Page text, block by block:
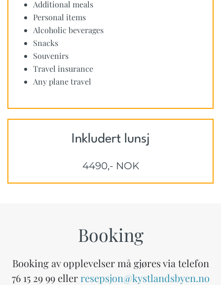
Additional meals
Personal items
Alcoholic beverages
Snacks
Souvenirs
Travel insurance
Any plane travel
Inkludert lunsj
4490,- NOK
Booking
Booking av opplevelser må gjøres via telefon
76 15 29 99 ellerresepsjon@kystlandsbyen.no